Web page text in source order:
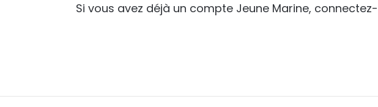
Si vous avez déjà un compte Jeune Marine,